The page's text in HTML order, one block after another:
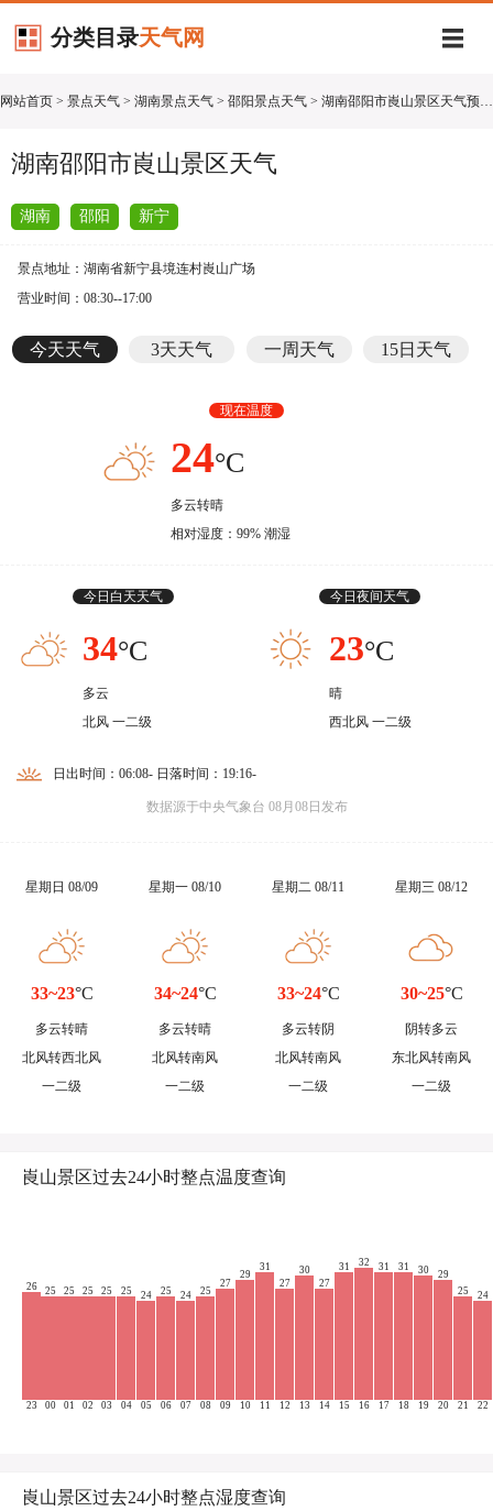
分类目录天气网
网站首页 > 景点天气 > 湖南景点天气 > 邵阳景点天气 > 湖南邵阳市崀山景区天气预报查询
湖南邵阳市崀山景区天气
湖南 邵阳 新宁
景点地址：湖南省新宁县境连村崀山广场
营业时间：08:30--17:00
今天天气 3天天气 一周天气 15日天气
现在温度
24°C
多云转晴
相对湿度：99% 潮湿
今日白天天气
34°C
多云
北风 一二级
今日夜间天气
23°C
晴
西北风 一二级
日出时间：06:08- 日落时间：19:16-
数据源于中央气象台 08月08日发布
星期日 08/09
33~23°C
多云转晴
北风转西北风
一二级
星期一 08/10
34~24°C
多云转晴
北风转南风
一二级
星期二 08/11
33~24°C
多云转阴
北风转南风
一二级
星期三 08/12
30~25°C
阴转多云
东北风转南风
一二级
崀山景区过去24小时整点温度查询
26
23
25
00
25
01
25
02
25
03
25
04
24
05
25
06
24
07
25
08
27
09
29
10
31
11
27
12
30
13
27
14
31
15
32
16
31
17
31
18
30
19
29
20
25
21
24
22
崀山景区过去24小时整点湿度查询